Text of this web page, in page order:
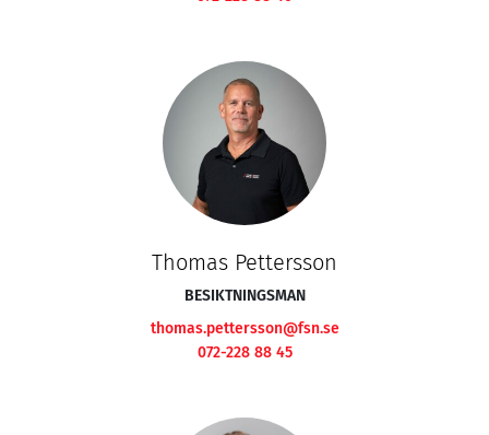
Thomas Pettersson
BESIKTNINGSMAN
thomas.pettersson@fsn.se
072-228 88 45